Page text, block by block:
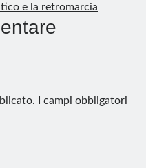
e la retromarcia
I campi obbligatori